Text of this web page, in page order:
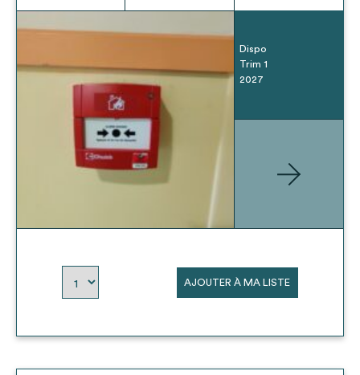
Dispo
Trim 1
2027
AJOUTER À MA LISTE